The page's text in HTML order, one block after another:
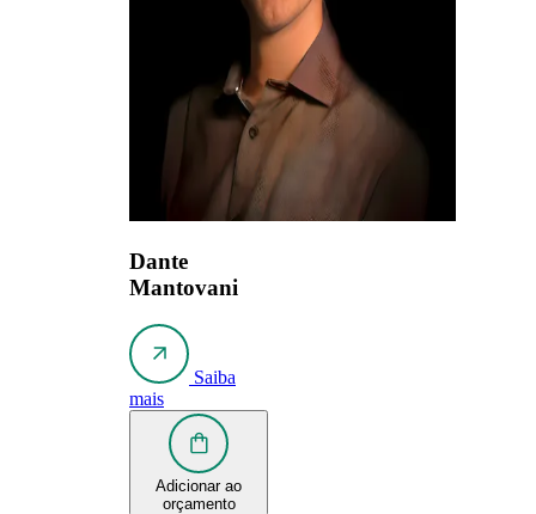
Dante
Mantovani
Saiba
mais
Adicionar ao
orçamento